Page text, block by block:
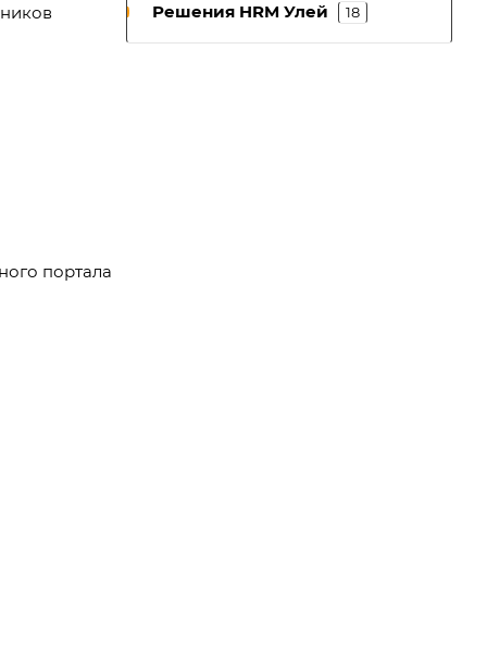
портала
Решения HRM Улей 18